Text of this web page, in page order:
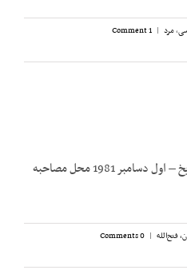
,مرد |
1 Comment
روایت­کننده – تیمسار مین­باشیان تاریخ – اول دسامبر 1981 محل مصاحبه
فتح‌الله |
0 Comments